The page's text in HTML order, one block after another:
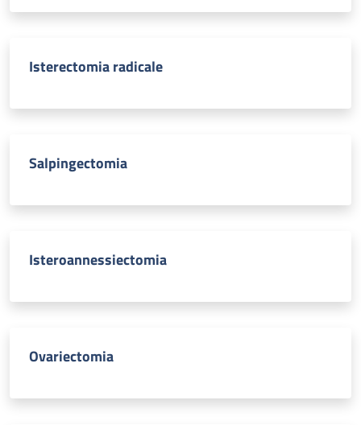
Isterectomia radicale
Salpingectomia
Isteroannessiectomia
Ovariectomia